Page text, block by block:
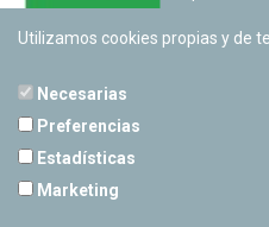
Utilizamos cookies propias y de
Necesarias
Preferencias
Estadísticas
Marketing